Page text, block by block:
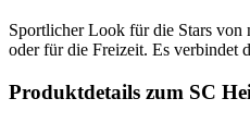
Sportlicher Look für die Stars von
oder für die Freizeit. Es verbindet
Produktdetails zum SC